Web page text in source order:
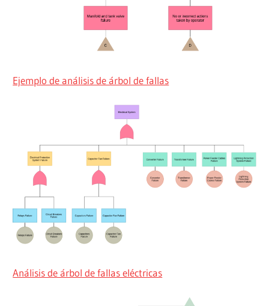
Ejemplo de análisis de árbol de fallas
Análisis de árbol de fallas eléctricas